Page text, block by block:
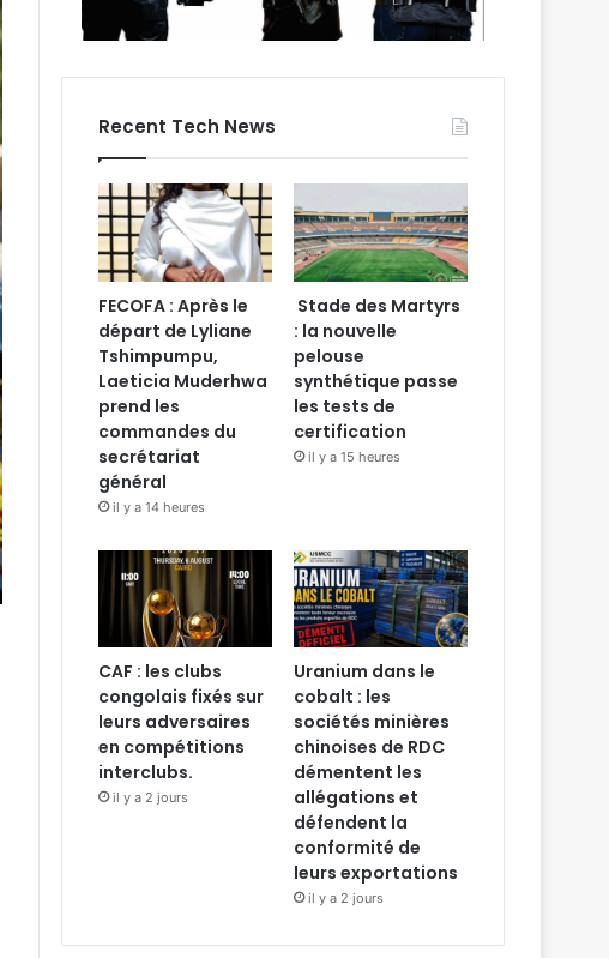
Recent Tech News
FECOFA : Après le
départ de Lyliane
Tshimpumpu,
Laeticia Muderhwa
prend les
commandes du
secrétariat
général
il y a 14 heures
Stade des Martyrs
: la nouvelle
pelouse
synthétique passe
les tests de
certification
il y a 15 heures
CAF : les clubs
congolais fixés sur
leurs adversaires
en compétitions
interclubs.
il y a 2 jours
Uranium dans le
cobalt : les
sociétés minières
chinoises de RDC
démentent les
allégations et
défendent la
conformité de
leurs exportations
il y a 2 jours